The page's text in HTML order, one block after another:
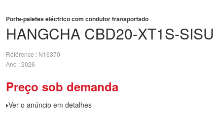
HANGCHA CBD20-XT1S-SISU
Porta-paletes eléctrico com condutor transportado
Référence
N16370
Ano 2026
Preço sob demanda
Ver o anúncio em detalhes